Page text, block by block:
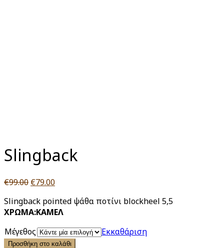
Slingback
€99.00 Original
was:
€99.00.
€79.00Η
τιμή
είναι:
€79.00.
Slingback pointed ψάθα ποτίνι blockheel 5,5
ΧΡΩΜΑ:ΚΑΜΕΛ
Μέγεθος
Εκκαθάριση
Προσθήκη στο καλάθι